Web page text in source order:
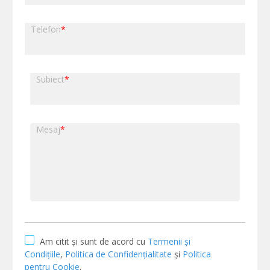
Telefon*
Subiect*
Mesaj*
Am citit și sunt de acord cu Termenii și
Condițiile, Politica de Confidențialitate și Politica
pentru Cookie.